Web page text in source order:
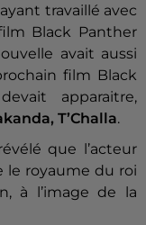
travaillé avec
Black Panther
avait aussi
film Black
apparaitre,
T’Challa.
que l’acteur
le royaume du roi
à l’image de la